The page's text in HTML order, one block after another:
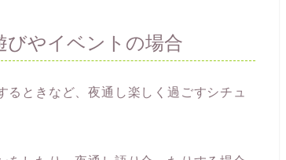
びやイベントの場合
るときなど、夜通し楽しく過ごすシチュ